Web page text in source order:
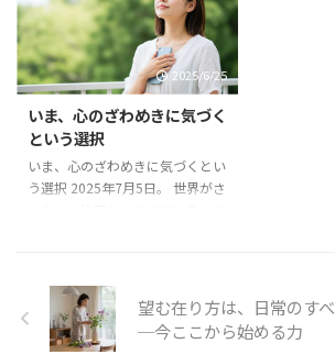
たときには 聞こえなかったその
気配が、 呼吸をととのえるだけ
で、 ふと、内側から立ち上がっ
てきます。 そのとき、自然にあふ
れてくるのが、 「ありがとう」
の吐息・・感謝息です。 静けさ
とは「感情」ではなく「状態」
多くの人は、「静けさ＝気分」だ
と思いがちですが、 実際には、
2025/6/25
いま、心のざわめきに気づく
という選択
いま、心のざわめきに気づくとい
う選択 2025年7月5日。 世界がさ
るのも事実。 でも、本当に大切
なのは「何が起こるか」ではな
く、 その時に“どんな自分でいる
望む在り方は、日常のす
─今ここから始める力